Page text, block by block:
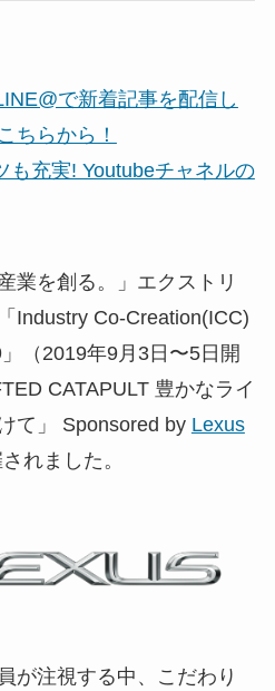
で新着記事を配信し
ちらから！
も充実! Youtubeチャネルの
業を創る。」エクストリ
Industry Co­-Creation(ICC)
（2019年9月3日〜5日開
CATAPULT 豊かなライ
て」 Sponsored by Lexus
れました。
が注視する中、こだわり